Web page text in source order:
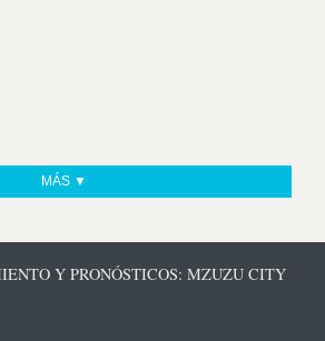
MÁS ▼
Y PRONÓSTICOS: MZUZU CITY